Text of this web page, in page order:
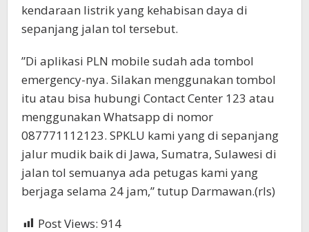
kendaraan listrik yang kehabisan daya di
sepanjang jalan tol tersebut.
”Di aplikasi PLN mobile sudah ada tombol
emergency-nya. Silakan menggunakan tombol
itu atau bisa hubungi Contact Center 123 atau
menggunakan Whatsapp di nomor
087771112123. SPKLU kami yang di sepanjang
jalur mudik baik di Jawa, Sumatra, Sulawesi di
jalan tol semuanya ada petugas kami yang
berjaga selama 24 jam,” tutup Darmawan.(rls)
Post Views: 914